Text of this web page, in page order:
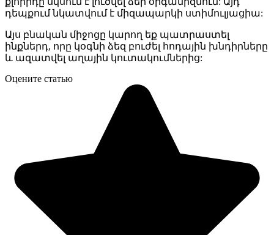
դեպքում նկատվում է միզապարկի ստիմուլյացիա:
Այս բնական միջոցը կարող եք պատրաստել
ինքներդ, որը կօգնի ձեզ բուժել հոդային խնդիրները
և ազատվել աղային կուտակումներից:
Оцените статью